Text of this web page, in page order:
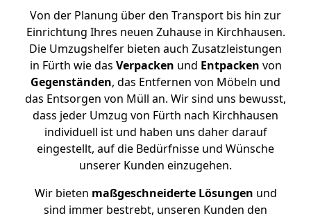
Von der Planung über den Transport bis hin zur
Einrichtung Ihres neuen Zuhause in Kirchhausen.
Die Umzugshelfer bieten auch Zusatzleistungen
in Fürth wie das Verpacken und Entpacken von
Gegenständen, das Entfernen von Möbeln und
das Entsorgen von Müll an. Wir sind uns bewusst,
dass jeder Umzug von Fürth nach Kirchhausen
individuell ist und haben uns daher darauf
eingestellt, auf die Bedürfnisse und Wünsche
unserer Kunden einzugehen.
Wir bieten maßgeschneiderte Lösungen und
sind immer bestrebt, unseren Kunden den